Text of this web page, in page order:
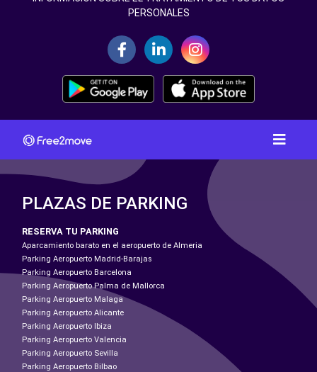
PERSONALES
PLAZAS DE PARKING
RESERVA TU PARKING
Aparcamiento barato en el aeropuerto de Almeria
Parking Aeropuerto Madrid-Barajas
Parking Aeropuerto Barcelona
Parking Aeropuerto Palma de Mallorca
Parking Aeropuerto Malaga
Parking Aeropuerto Alicante
Parking Aeropuerto Ibiza
Parking Aeropuerto Valencia
Parking Aeropuerto Sevilla
Parking Aeropuerto Bilbao